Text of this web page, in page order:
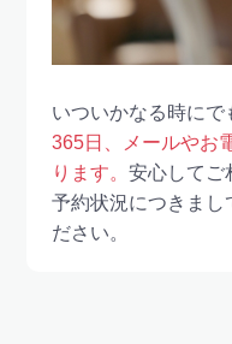
いついかなる時にで
365日、メールやお
ります。 安心してご
予約状況につきまし
ださい。